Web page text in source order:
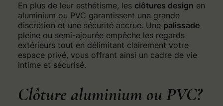
En plus de leur esthétisme, les clôtures design en
aluminium ou PVC garantissent une grande
discrétion et une sécurité accrue. Une palissade
pleine ou semi-ajourée empêche les regards
extérieurs tout en délimitant clairement votre
espace privé, vous offrant ainsi un cadre de vie
intime et sécurisé.
Clôture aluminium ou PVC?